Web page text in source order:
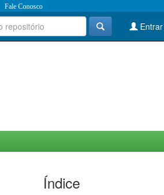
Fale Conosco
Índice